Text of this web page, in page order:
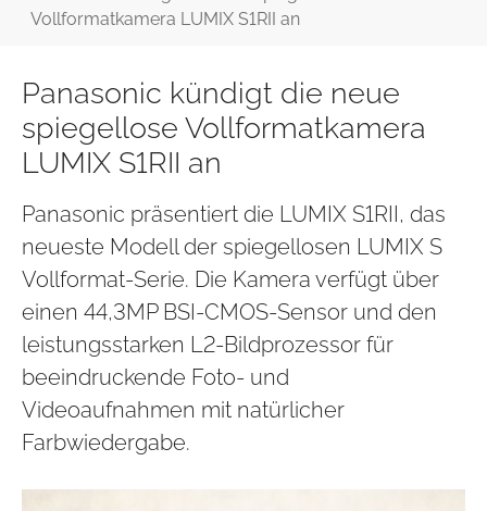
Vollformatkamera LUMIX S1RII an
Panasonic kündigt die neue
spiegellose Vollformatkamera
LUMIX S1RII an
Panasonic präsentiert die LUMIX S1RII, das
neueste Modell der spiegellosen LUMIX S
Vollformat-Serie. Die Kamera verfügt über
einen 44,3MP BSI-CMOS-Sensor und den
leistungsstarken L2-Bildprozessor für
beeindruckende Foto- und
Videoaufnahmen mit natürlicher
Farbwiedergabe.